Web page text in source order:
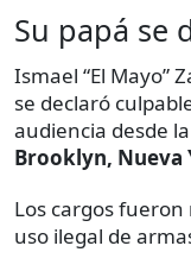
Su papá se
Ismael “El Mayo”
se declaró
audiencia desde la
Brooklyn, Nueva
Los cargos
uso ilegal de